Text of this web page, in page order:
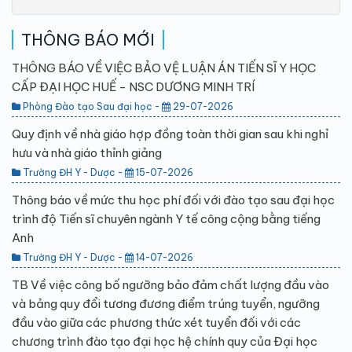
THÔNG BÁO MỚI
THÔNG BÁO VỀ VIỆC BẢO VỆ LUẬN ÁN TIẾN SĨ Y HỌC
CẤP ĐẠI HỌC HUẾ - NSC DƯƠNG MINH TRÍ
Phòng Đào tạo Sau đại học - 29-07-2026
Quy định về nhà giáo hợp đồng toàn thời gian sau khi nghỉ
hưu và nhà giáo thỉnh giảng
Trường ĐH Y - Dược - 15-07-2026
Thông báo về mức thu học phí đối với đào tạo sau đại học
trình độ Tiến sĩ chuyên ngành Y tế công cộng bằng tiếng
Anh
Trường ĐH Y - Dược - 14-07-2026
TB Về việc công bố ngưỡng bảo đảm chất lượng đầu vào
và bảng quy đổi tương đương điểm trúng tuyển, ngưỡng
đầu vào giữa các phương thức xét tuyển đối với các
chương trình đào tạo đại học hệ chính quy của Đại học